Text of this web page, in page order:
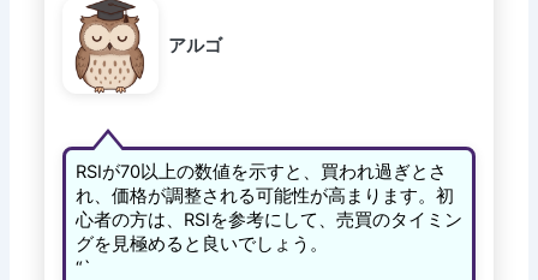
アルゴ
RSIが70以上の数値を示すと、買われ過ぎとさ
れ、価格が調整される可能性が高まります。初
心者の方は、RSIを参考にして、売買のタイミン
グを見極めると良いでしょう。
“`